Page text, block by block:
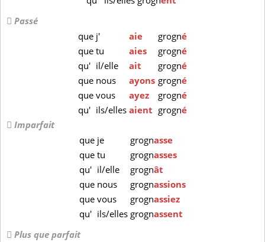
Passé
que j' aie grogné
quetu aies grogné
qu' il/elle ait grogné
que nous ayons grogné
quevous ayez grogné
qu' ils/ellesaient grogné
Imparfait
que je grognasse
quetu grognasses
qu' il/elle grognât
que nous grognassions
quevous grognassiez
qu' ils/elles grognassent
Plus que parfait